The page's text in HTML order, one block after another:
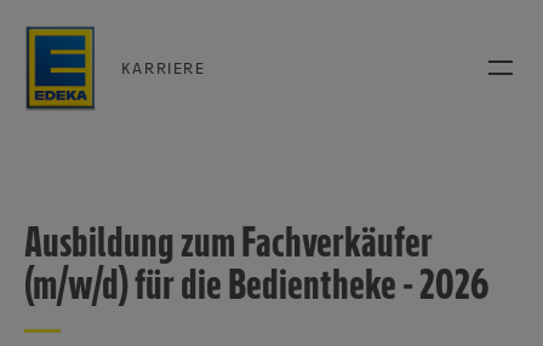
KARRIERE
Ausbildung zum Fachverkäufer
(m/w/d) für die Bedientheke - 2026